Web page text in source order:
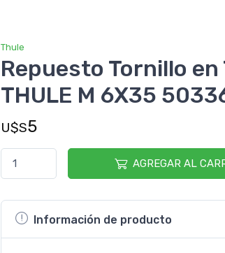
Thule
Repuesto Tornillo en
THULE M 6X35
U$S5
AGREGAR AL
Información de producto